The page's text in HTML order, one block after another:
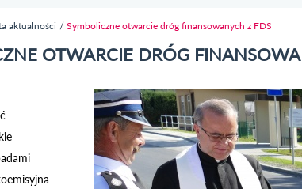
aktualności Symboliczne otwarcie dróg finansowanych z FDS
OTWARCIE DRÓG